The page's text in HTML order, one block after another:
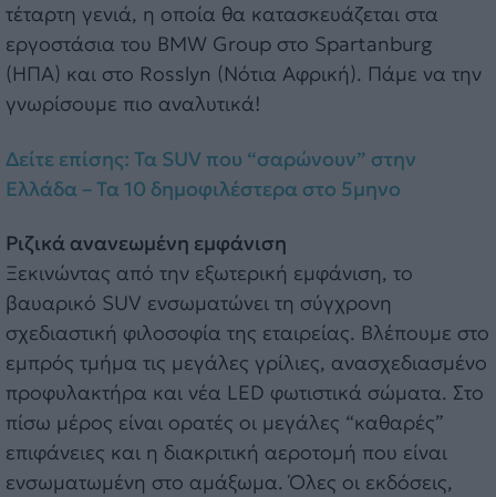
τέταρτη γενιά, η οποία θα κατασκευάζεται στα
εργοστάσια του BMW Group στο Spartanburg
(ΗΠΑ) και στο Rosslyn (Νότια Αφρική). Πάμε να την
γνωρίσουμε πιο αναλυτικά!
Δείτε επίσης: Τα SUV που “σαρώνουν” στην
Ελλάδα – Τα 10 δημοφιλέστερα στο 5μηνο
Ριζικά ανανεωμένη εμφάνιση
Ξεκινώντας από την εξωτερική εμφάνιση, το
βαυαρικό SUV ενσωματώνει τη σύγχρονη
σχεδιαστική φιλοσοφία της εταιρείας. Βλέπουμε στο
εμπρός τμήμα τις μεγάλες γρίλιες, ανασχεδιασμένο
προφυλακτήρα και νέα LED φωτιστικά σώματα. Στο
πίσω μέρος είναι ορατές οι μεγάλες “καθαρές”
επιφάνειες και η διακριτική αεροτομή που είναι
ενσωματωμένη στο αμάξωμα. Όλες οι εκδόσεις,